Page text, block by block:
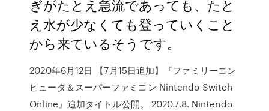
ぎがたとえ急流であっても、たと
え水が少なくても登っていくこと
から来ているそうです。
2020年6月12日 【7月15日追加】『ファミリーコン
ピュータ＆スーパーファミコン Nintendo Switch
Online』追加タイトル公開。 2020.7.8. Nintendo